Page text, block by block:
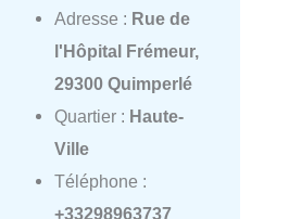
Adresse : Rue de
l'Hôpital Frémeur,
29300 Quimperlé
Quartier : Haute-
Ville
Téléphone :
+33298963737